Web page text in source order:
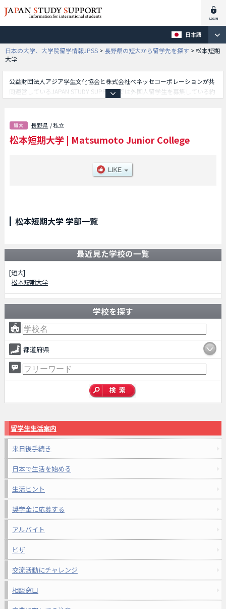
日本語
日本の大学、大学院留学情報JPSS > 長野県の短大から留学先を探す >松本短期
大学
公益財団法人アジア学生文化協会と株式会社ベネッセコーポレーションが共
同運営しているJAPAN STUDY SUPPORTでは外国人留学生を募集している約
や、募集定員や合格者数など入試情報、施設案内、アクセスなど外国人留学
生に必要な情報を掲載しているので是非ご利用ください。
長野県 / 私立
松本短期大学 | Matsumoto Junior College
松本短期大学 学部一覧
最近見た学校の一覧
[短大]
松本短期大学
学校を探す
都道府県
留学生生活案内
来日後手続き
日本で生活を始める
生活ヒント
奨学金に応募する
アルバイト
ビザ
交流活動にチャレンジ
相談窓口